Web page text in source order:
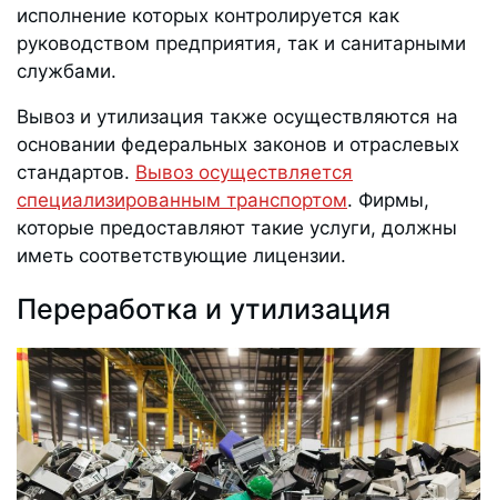
исполнение которых контролируется как
руководством предприятия, так и санитарными
службами.
Вывоз и утилизация также осуществляются на
основании федеральных законов и отраслевых
стандартов. Вывоз осуществляется
специализированным транспортом. Фирмы,
которые предоставляют такие услуги, должны
иметь соответствующие лицензии.
Переработка и утилизация